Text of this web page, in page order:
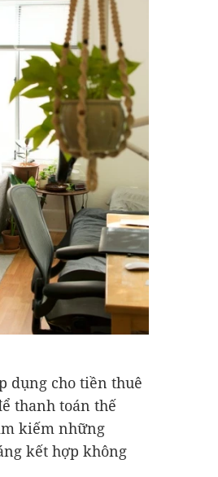
dụng cho tiền thuê
thanh toán thế
kiếm những
kết hợp không